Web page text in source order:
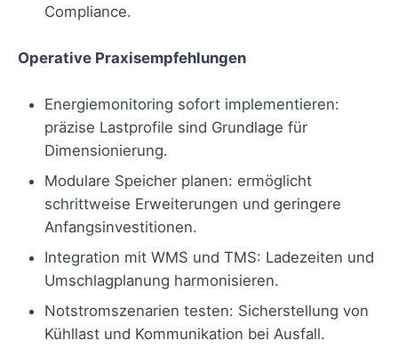
Compliance.
Operative Praxisempfehlungen
Energiemonitoring sofort implementieren:
präzise Lastprofile sind Grundlage für
Dimensionierung.
Modulare Speicher planen: ermöglicht
schrittweise Erweiterungen und geringere
Anfangsinvestitionen.
Integration mit WMS und TMS: Ladezeiten und
Umschlagplanung harmonisieren.
Notstromszenarien testen: Sicherstellung von
Kühllast und Kommunikation bei Ausfall.